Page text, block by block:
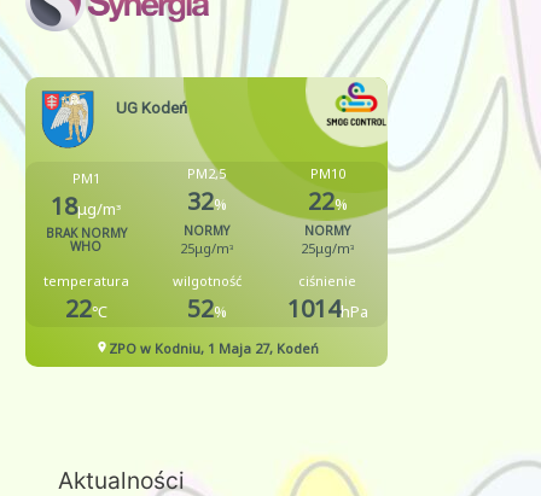
Aktualności